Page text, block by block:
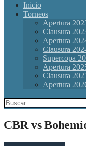
Inicio
Torneos
Apertura
Clausura
Apertura
Clausura
Supercopa
Apertura
Clausura
Apertura
Buscar:
CBR vs